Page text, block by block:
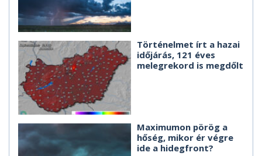
Történelmet írt a hazai
időjárás, 121 éves
melegrekord is megdőlt
Maximumon pörög a
hőség, mikor ér végre
ide a hidegfront?